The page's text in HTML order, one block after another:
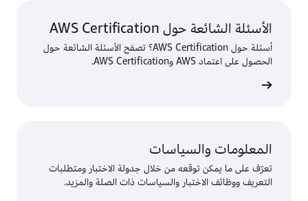
الأسئلة الشائعة حول AWS Certification
أسئلة حول AWS Certification؟ تصفح الأسئلة الشائعة حول
الحصول على اعتماد AWS وAWS Certification.
المعلومات والسياسات
تعرّف على ما يمكن توقعه من خلال جدولة الاختبار ومتطلبات
التعريف ووظائف الاختبار والسياسات ذات الصلة والمزيد.